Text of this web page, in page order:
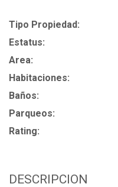
Tipo Propiedad:
Estatus:
Area:
Habitaciones:
Baños:
Parqueos:
Rating:
DESCRIPCION